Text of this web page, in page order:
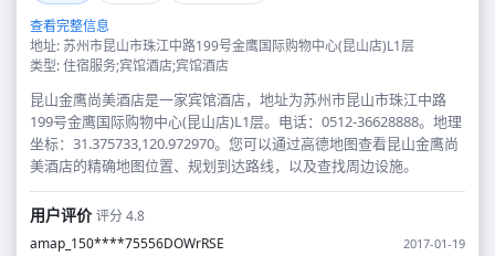
查看完整信息
地址: 苏州市昆山市珠江中路199号金鹰国际购物中心(昆山店)L1层
类型: 住宿服务;宾馆酒店;宾馆酒店
昆山金鹰尚美酒店是一家宾馆酒店，地址为苏州市昆山市珠江中路
199号金鹰国际购物中心(昆山店)L1层。电话：0512-36628888。地理
坐标：31.375733,120.972970。您可以通过高德地图查看昆山金鹰尚
美酒店的精确地图位置、规划到达路线，以及查找周边设施。
用户评价评分 4.8
amap_150****75556DOWrRSE
2017-01-19